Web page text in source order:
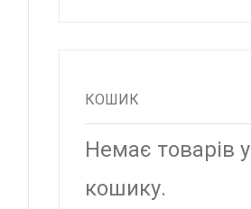
КОШИК
Немає товарів у
кошику.